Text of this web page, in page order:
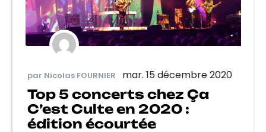
par Nicolas FOURNIER mar. 15 décembre 2020
Top 5 concerts chez Ça
C’est Culte en 2020 :
édition écourtée